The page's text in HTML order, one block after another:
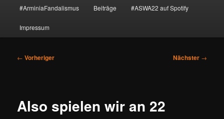
#ArminiaFandalismus Beiträge #ASWA22 auf Spotify
Impressum
Beitragsnavigation
← Vorheriger Nächster →
Also spielen wir an 22